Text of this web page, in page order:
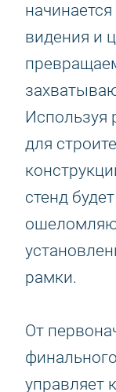
видения и
Используя
для
стенд
рамки.
От
управляет